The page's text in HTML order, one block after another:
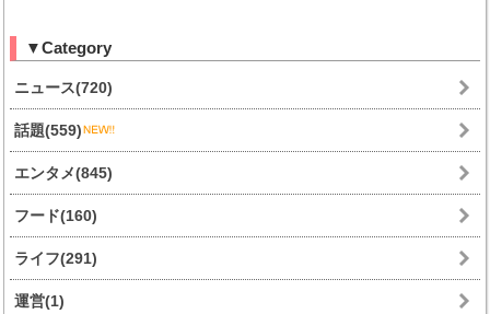
▼Category
ニュース(720)
話題(559)
エンタメ(845)
フード(160)
ライフ(291)
運営(1)